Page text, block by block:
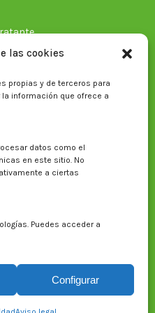
las cookies
propias y de terceros para
información que ofrece a
datos como el
en este sitio. No
a ciertas
Puedes acceder a
Configurar
website
Política de cookies